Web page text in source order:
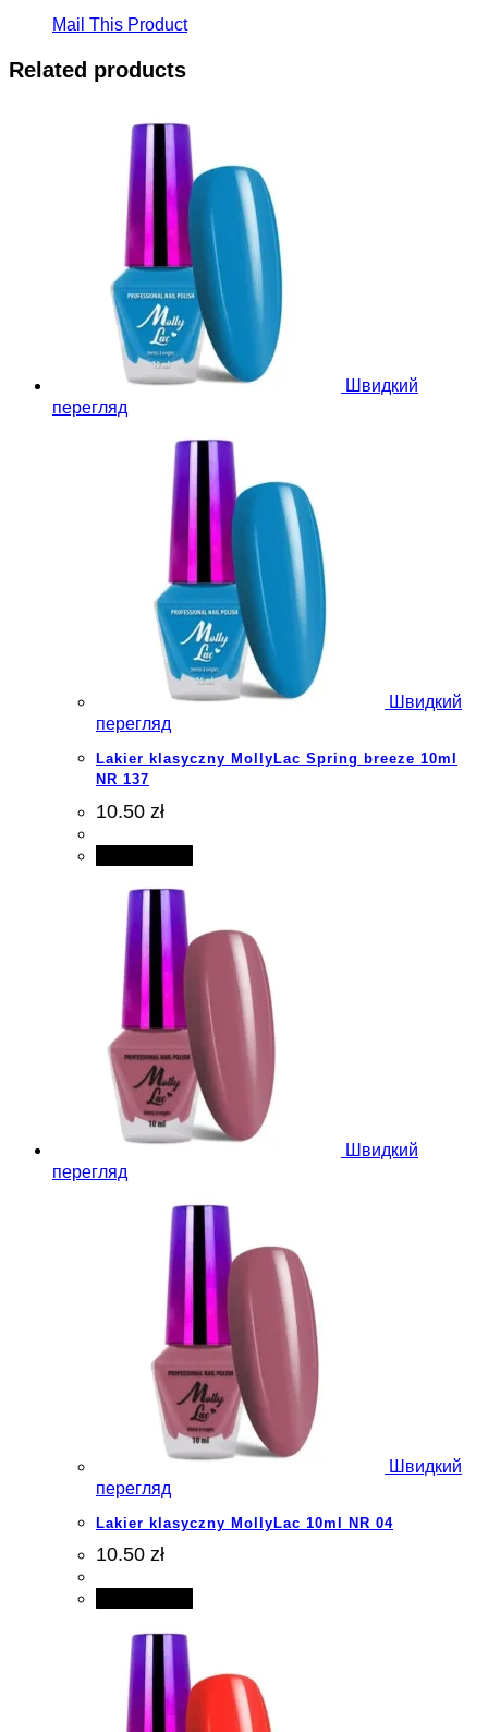
Mail This Product
Related products
Швидкий
перегляд
Швидкий
перегляд
Lakier klasyczny MollyLac Spring breeze 10ml
NR 137
10.50 zł
Швидкий
перегляд
Швидкий
перегляд
Lakier klasyczny MollyLac 10ml NR 04
10.50 zł